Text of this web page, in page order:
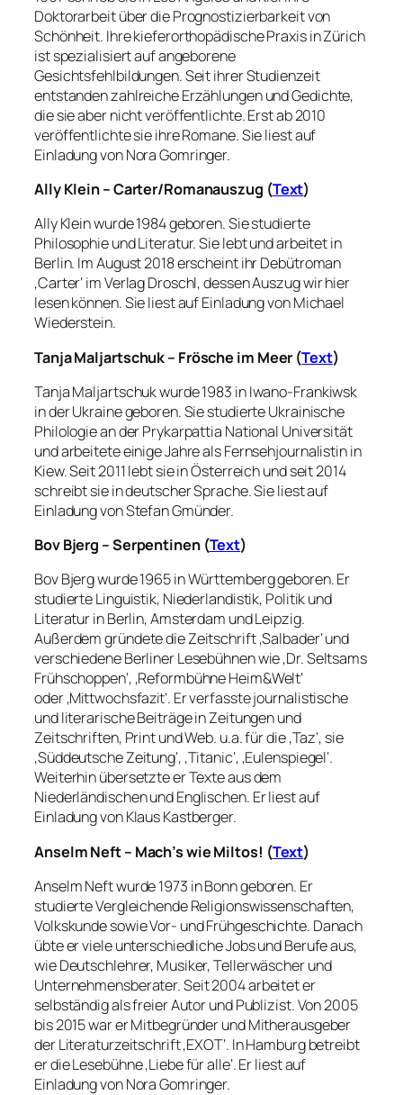
Doktorarbeit über die Prognostizierbarkeit von
Schönheit. Ihre kieferorthopädische Praxis in Zürich
ist spezialisiert auf angeborene
Gesichtsfehlbildungen. Seit ihrer Studienzeit
entstanden zahlreiche Erzählungen und Gedichte,
die sie aber nicht veröffentlichte. Erst ab 2010
veröffentlichte sie ihre Romane. Sie liest auf
Einladung von Nora Gomringer.
Ally Klein – Carter/Romanauszug (Text)
Ally Klein wurde 1984 geboren. Sie studierte
Philosophie und Literatur. Sie lebt und arbeitet in
Berlin. Im August 2018 erscheint ihr Debütroman
‚Carter‘ im Verlag Droschl, dessen Auszug wir hier
lesen können. Sie liest auf Einladung von Michael
Wiederstein.
Tanja Maljartschuk – Frösche im Meer (Text)
Tanja Maljartschuk wurde 1983 in Iwano-Frankiwsk
in der Ukraine geboren. Sie studierte Ukrainische
Philologie an der Prykarpattia National Universität
und arbeitete einige Jahre als Fernsehjournalistin in
Kiew. Seit 2011 lebt sie in Österreich und seit 2014
schreibt sie in deutscher Sprache. Sie liest auf
Einladung von Stefan Gmünder.
Bov Bjerg – Serpentinen (Text)
Bov Bjerg wurde 1965 in Württemberg geboren. Er
studierte Linguistik, Niederlandistik, Politik und
Literatur in Berlin, Amsterdam und Leipzig.
Außerdem gründete die Zeitschrift ‚Salbader‘ und
verschiedene Berliner Lesebühnen wie ‚Dr. Seltsams
Frühschoppen‘, ‚Reformbühne Heim&Welt‘
oder‚Mittwochsfazit‘. Er verfasste journalistische
und literarische Beiträge in Zeitungen und
Zeitschriften, Print und Web. u.a. für die ‚Taz‘, sie
‚Süddeutsche Zeitung‘, ‚Titanic‘, ‚Eulenspiegel‘.
Weiterhin übersetzte er Texte aus dem
Niederländischen und Englischen. Er liest auf
Einladung von Klaus Kastberger.
Anselm Neft – Mach’s wie Miltos! (Text)
Anselm Neft wurde 1973 in Bonn geboren. Er
studierte Vergleichende Religionswissenschaften,
Volkskunde sowie Vor- und Frühgeschichte. Danach
übte er viele unterschiedliche Jobs und Berufe aus,
wie Deutschlehrer, Musiker, Tellerwäscher und
Unternehmensberater. Seit 2004 arbeitet er
selbständig als freier Autor und Publizist. Von 2005
bis 2015 war er Mitbegründer und Mitherausgeber
der Literaturzeitschrift ‚EXOT‘. In Hamburg betreibt
er die Lesebühne ‚Liebe für alle‘. Er liest auf
Einladung von Nora Gomringer.